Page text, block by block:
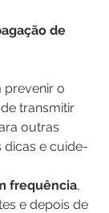
de
prevenir o
transmitir
outras
dicas e cuide-
frequência,
e depois de